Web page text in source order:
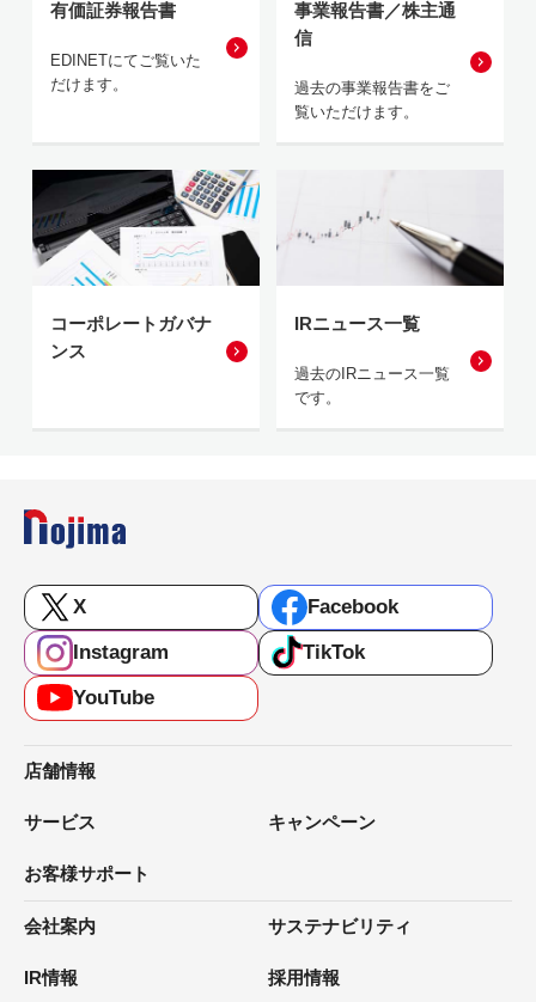
有価証券報告書
EDINETにてご覧いた
だけます。
事業報告書／株主通
信
過去の事業報告書をご
覧いただけます。
コーポレートガバナ
ンス
IRニュース一覧
過去のIRニュース一覧
です。
X
Facebook
Instagram
TikTok
YouTube
店舗情報
サービス キャンペーン
お客様サポート
会社案内 サステナビリティ
IR情報 採用情報